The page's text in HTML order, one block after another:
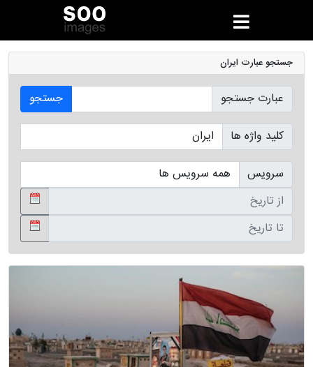
جستجو عبارت ایران
عبارت جستجو
جستجو
کلید واژه ها
سرویس